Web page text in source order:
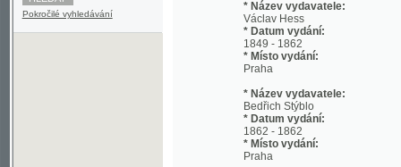
1849 - 1862
* Místo vydání:
Praha
* Název vydavatele:
Bedřich Stýblo
* Datum vydání:
1862 - 1862
* Místo vydání:
Praha
* Jazyk: